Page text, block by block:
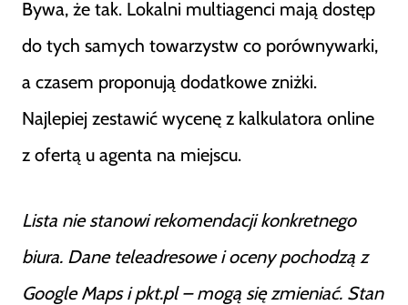
Bywa, że tak. Lokalni multiagenci mają dostęp
do tych samych towarzystw co porównywarki,
a czasem proponują dodatkowe zniżki.
Najlepiej zestawić wycenę z kalkulatora online
z ofertą u agenta na miejscu.
Lista nie stanowi rekomendacji konkretnego
biura. Dane teleadresowe i oceny pochodzą z
Google Maps i pkt.pl – mogą się zmieniać. Stan